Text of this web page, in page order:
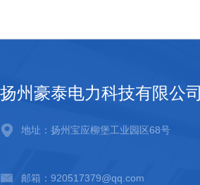
扬州豪泰电力科技有限公司
地址：扬州宝应柳堡工业园区68号
邮箱：920517379@qq.com